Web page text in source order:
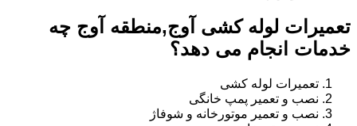
تعمیرات لوله کشی آوج,منطقه آوج چه
خدمات انجام می دهد؟
تعمیرات لوله کشی
نصب و تعمیر پمپ خانگی
نصب و تعمیر موتورخانه و شوفاژ